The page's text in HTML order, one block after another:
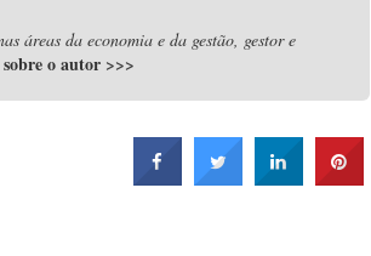
áreas da economia e da gestão, gestor e
o autor >>>